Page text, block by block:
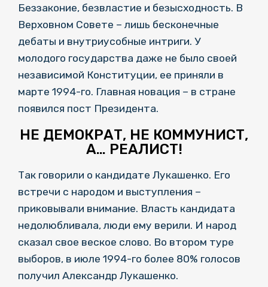
Беззаконие, безвластие и безысходность. В
Верховном Совете – лишь бесконечные
дебаты и внутриусобные интриги. У
молодого государства даже не было своей
независимой Конституции, ее приняли в
марте 1994-го. Главная новация – в стране
появился пост Президента.
НЕ ДЕМОКРАТ, НЕ КОММУНИСТ,
А… РЕАЛИСТ!
Так говорили о кандидате Лукашенко. Его
встречи с народом и выступления –
приковывали внимание. Власть кандидата
недолюбливала, люди ему верили. И народ
сказал свое веское слово. Во втором туре
выборов, в июле 1994-го более 80% голосов
получил Александр Лукашенко.